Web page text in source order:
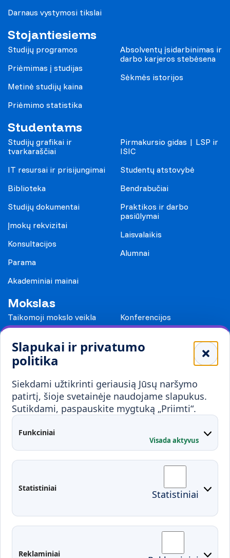
Slapukai ir privatumo
politika
Siekdami užtikrinti geriausią Jūsų naršymo
patirtį, šioje svetainėje naudojame slapukus.
Sutikdami, paspauskite mygtuką „Priimti“.
Funkciniai
Visada aktyvus
Statistiniai Statistiniai
Reklaminiai
Darnaus vystymosi tikslai
Stojantiesiems
Studijų programos
Priėmimas į studijas
Metinė studijų kaina
Priėmimo statistika
Absolventų įsidarbinimas ir
darbo karjeros stebėsena
Sėkmės istorijos
Studentams
Studijų grafikai ir
tvarkaraščiai
IT resursai ir prisijungimai
Biblioteka
Studijų dokumentai
Įmokų rekvizitai
Konsultacijos
Parama
Akademiniai mainai
Pirmakursio gidas | LSP ir
ISIC
Studentų atstovybė
Bendrabučiai
Praktikos ir darbo
pasiūlymai
Laisvalaikis
Alumnai
Mokslas
Taikomoji mokslo veikla
Konferencijos
Mokykloms
Visuomenei ir verslui
Mokymai ir konsultavimas
Partnerystės
Karjera
Kontaktai
Administracija
Fakultetai
Studentų atstovybė
Moodle
EDINA
Pasirengimas ekstremaliai